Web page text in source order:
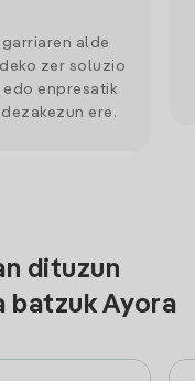
alde
zer soluzio
enpresatik
ere.
dituzun
batzuk Ayora